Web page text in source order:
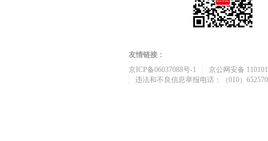
友情链接：
京ICP备06037088号-1
京公网安备
违法和不良信息举报电话：（010）